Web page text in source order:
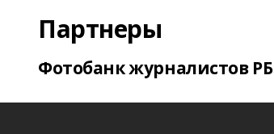
Партнеры
Фотобанк журналистов РБ